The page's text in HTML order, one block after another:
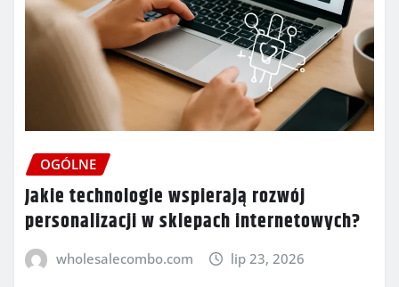
OGÓLNE
Jakie technologie wspierają rozwój
personalizacji w sklepach internetowych?
wholesalecombo.com lip 23, 2026